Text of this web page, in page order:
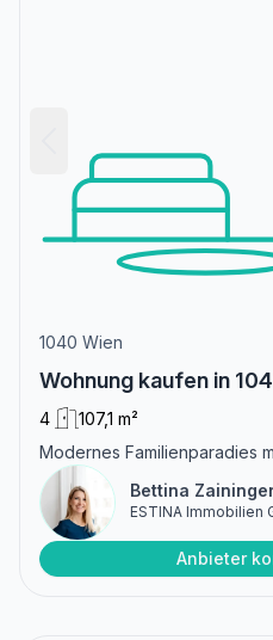
1040 Wien
Wohnung kaufen in
4
107,1 m²
Modernes Familienparadies
Bettina
ESTINA Immobilien
Anbieter